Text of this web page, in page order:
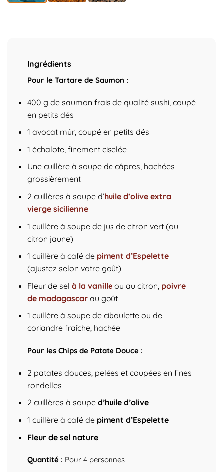
Ingrédients
Pour le Tartare de Saumon :
400 g de saumon frais de qualité sushi, coupé
en petits dés
1 avocat mûr, coupé en petits dés
1 échalote, finement ciselée
Une cuillère à soupe de câpres, hachées
grossièrement
2 cuillères à soupe d’huile d’olive extra
vierge sicilienne
1 cuillère à soupe de jus de citron vert (ou
citron jaune)
1 cuillère à café de piment d’Espelette
(ajustez selon votre goût)
Fleur de sel à la vanille ou au citron, poivre
de madagascar au goût
1 cuillère à soupe de ciboulette ou de
coriandre fraîche, hachée
Pour les Chips de Patate Douce :
2 patates douces, pelées et coupées en fines
rondelles
2 cuillères à soupe d’huile d’olive
1 cuillère à café de piment d’Espelette
Fleur de sel nature
Quantité : Pour 4 personnes